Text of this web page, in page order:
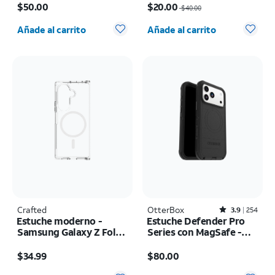
$50.00
Cantidad seleccionada: 0
Añade al carrito
$20.00$40.00
Cantidad seleccionada: 0
Añade al carrito
Crafted
Estuche moderno -
Samsung Galaxy Z Fold8
$34.99
Cantidad seleccionada: 0
OtterBox Rated3.9out of 5 stars with254reviews
3.9 254
Estuche Defender Pro
Series con MagSafe -
$80.00
Cantidad seleccionada: 0